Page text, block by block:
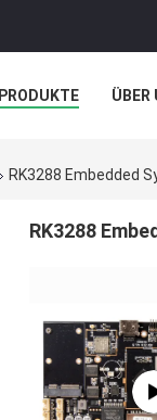
PRODUKTE ÜBER
RK3288 Embedded
RK3288